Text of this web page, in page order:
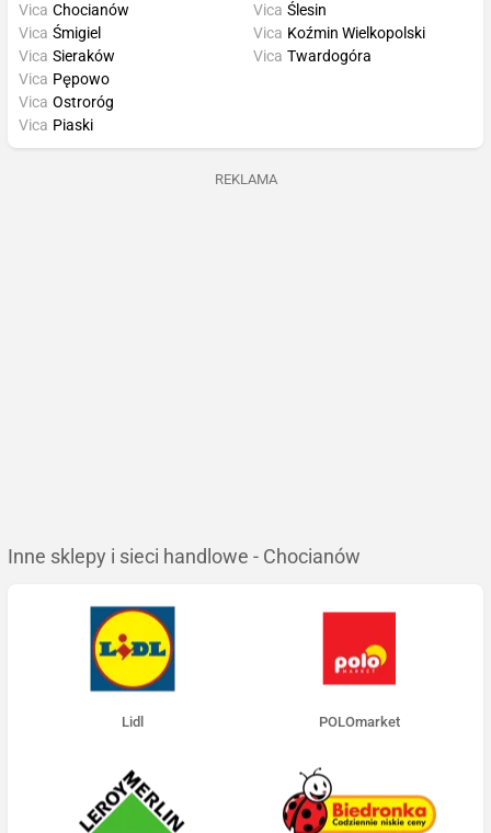
Vica Chocianów
Vica Śmigiel
Vica Sieraków
Vica Ślesin
Vica Koźmin Wielkopolski
Vica Twardogóra
Vica Pępowo
Vica Ostroróg
Vica Piaski
REKLAMA
Inne sklepy i sieci handlowe - Chocianów
Lidl POLOmarket